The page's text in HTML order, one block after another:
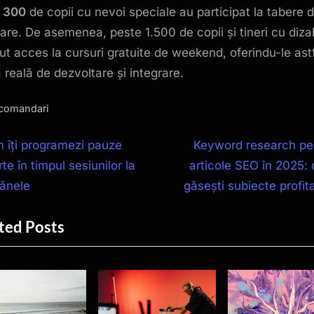
300 de copii cu nevoi speciale au participat la tabere
De asemenea, peste 1.500 de copii și tineri cu
acces la cursuri gratuite de weekend, oferindu-le
reală de dezvoltare și integrare.
îți programezi pauze
în timpul sesiunilor la
N
e
x
o
t
Keyword research
articole SEO în 2025:
găsești subiecte
Posts